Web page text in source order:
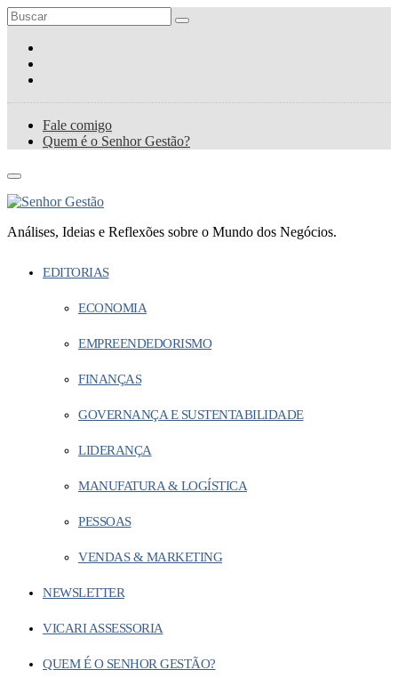
Fale comigo
Quem é o Senhor Gestão?
Análises, Ideias e Reflexões sobre o Mundo dos Negócios.
EDITORIAS
ECONOMIA
EMPREENDEDORISMO
FINANÇAS
GOVERNANÇA E SUSTENTABILIDADE
LIDERANÇA
MANUFATURA & LOGÍSTICA
PESSOAS
VENDAS & MARKETING
NEWSLETTER
VICARI ASSESSORIA
QUEM É O SENHOR GESTÃO?